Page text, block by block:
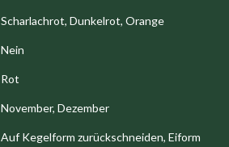
Scharlachrot, Dunkelrot, Orange
Nein
Rot
November, Dezember
Auf Kegelform zurückschneiden, Eiform